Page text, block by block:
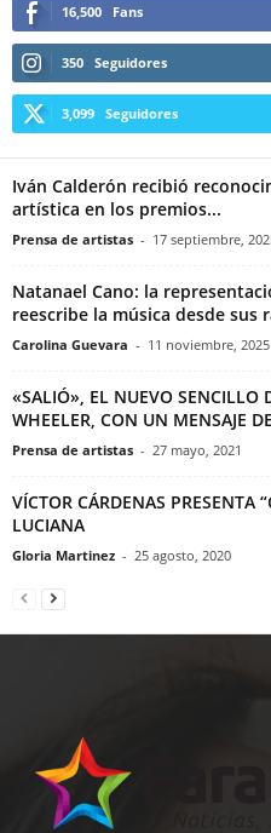
16,500 Fans
350 Seguidores
3,099 Seguidores
Iván Calderón recibió
artística en los premios...
Prensa de artistas - 17 septiembre,
Natanael Cano: la
reescribe la música desde sus
Carolina Guevara - 11 noviembre, 2025
«SALIÓ», EL NUEVO SENCILLO
WHEELER, CON UN MENSAJE
Prensa de artistas - 27 mayo, 2021
VÍCTOR CÁRDENAS PRESENTA
LUCIANA
Gloria Martinez - 25 agosto, 2020